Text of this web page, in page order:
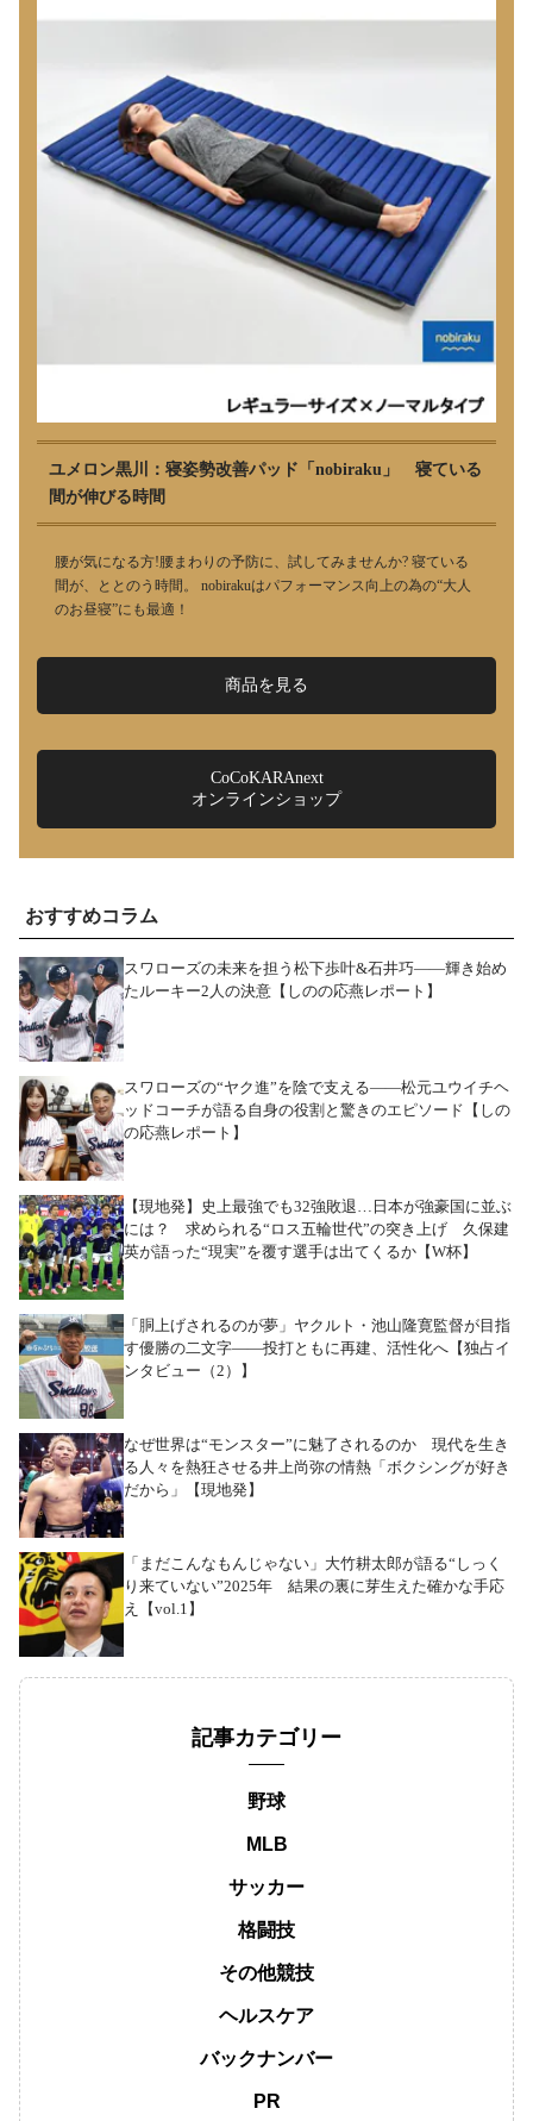
ユメロン黒川：寝姿勢改善パッド「nobiraku」 寝ている
間が伸びる時間
腰が気になる方!腰まわりの予防に、試してみませんか? 寝ている
間が、ととのう時間。 nobirakuはパフォーマンス向上の為の“大人
のお昼寝”にも最適！
商品を見る
CoCoKARAnext
オンラインショップ
おすすめコラム
スワローズの未来を担う松下歩叶&石井巧――輝き始め
たルーキー2人の決意【しのの応燕レポート】
スワローズの“ヤク進”を陰で支える――松元ユウイチヘ
ッドコーチが語る自身の役割と驚きのエピソード【しの
の応燕レポート】
【現地発】史上最強でも32強敗退…日本が強豪国に並ぶ
には？ 求められる“ロス五輪世代”の突き上げ 久保建
英が語った“現実”を覆す選手は出てくるか【W杯】
「胴上げされるのが夢」ヤクルト・池山隆寛監督が目指
す優勝の二文字――投打ともに再建、活性化へ【独占イ
ンタビュー（2）】
なぜ世界は“モンスター”に魅了されるのか 現代を生き
る人々を熱狂させる井上尚弥の情熱「ボクシングが好き
だから」【現地発】
「まだこんなもんじゃない」大竹耕太郎が語る“しっく
り来ていない”2025年 結果の裏に芽生えた確かな手応
え【vol.1】
記事カテゴリー
野球
MLB
サッカー
格闘技
その他競技
ヘルスケア
バックナンバー
PR